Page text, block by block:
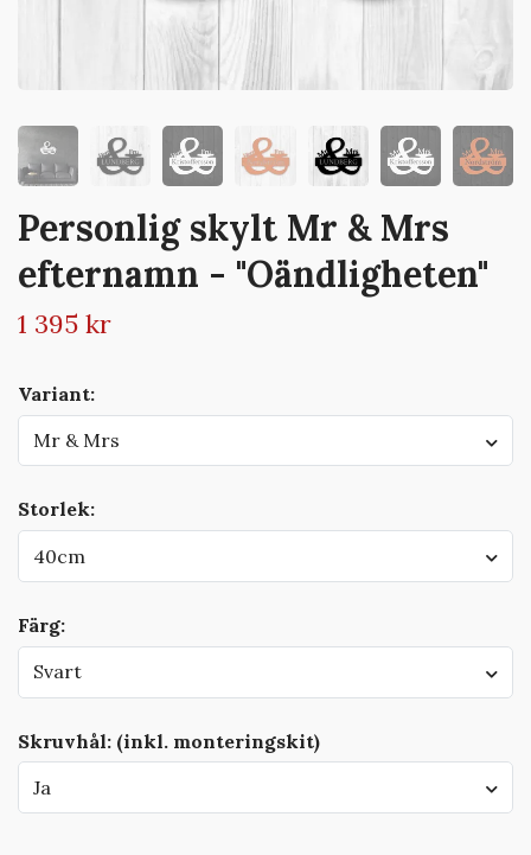
Personlig skylt Mr & Mrs
efternamn - "Oändligheten"
1 395 kr
Variant:
Mr & Mrs
Storlek:
40cm
Färg:
Svart
Skruvhål: (inkl. monteringskit)
Ja